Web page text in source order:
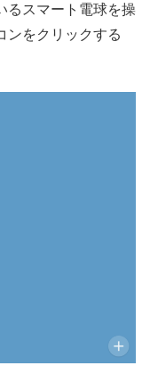
るスマート電球を操
ンをクリックする